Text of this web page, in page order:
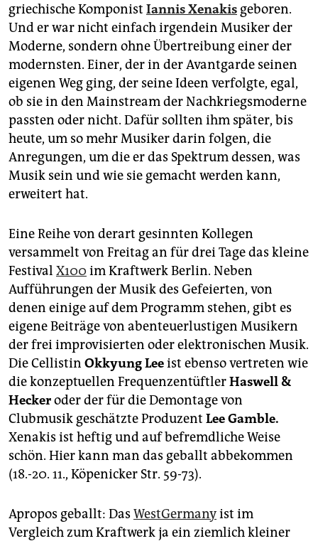
griechische Komponist Iannis Xenakis geboren.
Und er war nicht einfach irgendein Musiker der
Moderne, sondern ohne Übertreibung einer der
modernsten. Einer, der in der Avantgarde seinen
eigenen Weg ging, der seine Ideen verfolgte, egal,
ob sie in den Mainstream der Nachkriegsmoderne
passten oder nicht. Dafür sollten ihm später, bis
heute, um so mehr Musiker darin folgen, die
Anregungen, um die er das Spektrum dessen, was
Musik sein und wie sie gemacht werden kann,
erweitert hat.
Eine Reihe von derart gesinnten Kollegen
versammelt von Freitag an für drei Tage das kleine
Festival X100 im Kraftwerk Berlin. Neben
Aufführungen der Musik des Gefeierten, von
denen einige auf dem Programm stehen, gibt es
eigene Beiträge von abenteuerlustigen Musikern
der frei improvisierten oder elektronischen Musik.
Die Cellistin Okkyung Leeist ebenso vertreten wie
die konzeptuellen FrequenzentüftlerHaswell &
Heckeroder der für die Demontage von
Clubmusik geschätzte Produzent Lee Gamble.
Xenakis ist heftig und auf befremdliche Weise
schön. Hier kann man das geballt abbekommen
(18.-20. 11., Köpenicker Str. 59-73).
Apropos geballt: Das WestGermanyist im
Vergleich zum Kraftwerk ja ein ziemlich kleiner